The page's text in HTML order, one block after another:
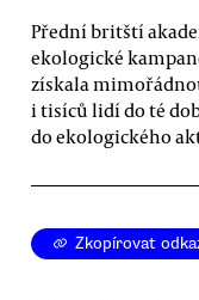
Přední britští
ekologické
získala
i tisíců lidí do té
do ekologického
Zkopírovat